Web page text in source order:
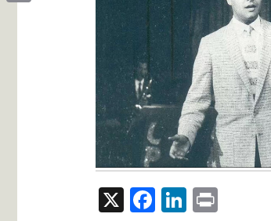
X Facebook
LinkedIn